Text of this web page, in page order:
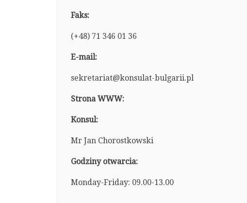
Faks:
(+48) 71 346 01 36
E-mail:
sekretariat@konsulat-bulgarii.pl
Strona WWW:
Konsul:
Mr Jan Chorostkowski
Godziny otwarcia:
Monday-Friday: 09.00-13.00